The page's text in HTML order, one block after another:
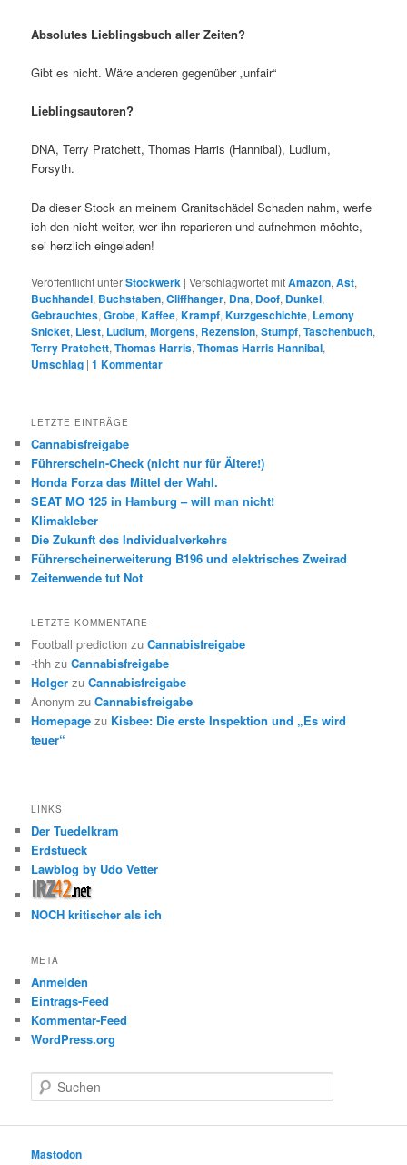
Absolutes Lieblingsbuch aller Zeiten?
Gibt es nicht. Wäre anderen gegenüber „unfair“
Lieblingsautoren?
DNA, Terry Pratchett, Thomas Harris (Hannibal), Ludlum,
Forsyth.
Da dieser Stock an meinem Granitschädel Schaden nahm, werfe
ich den nicht weiter, wer ihn reparieren und aufnehmen möchte,
sei herzlich eingeladen!
Veröffentlicht unterStockwerk |Verschlagwortet mitAmazon,Ast,
Buchhandel, Buchstaben,Cliffhanger, Dna, Doof, Dunkel,
Gebrauchtes,Grobe,Kaffee,Krampf,Kurzgeschichte, Lemony
Snicket, Liest, Ludlum,Morgens, Rezension,Stumpf,Taschenbuch,
Terry Pratchett,Thomas Harris,Thomas Harris Hannibal,
Umschlag |1 Kommentar
LETZTE EINTRÄGE
Cannabisfreigabe
Führerschein-Check (nicht nur für Ältere!)
Honda Forza das Mittel der Wahl.
SEAT MO 125 in Hamburg – will man nicht!
Klimakleber
Die Zukunft des Individualverkehrs
Führerscheinerweiterung B196 und elektrisches Zweirad
Zeitenwende tut Not
LETZTE KOMMENTARE
Football prediction zuCannabisfreigabe
-thh zuCannabisfreigabe
Holger zuCannabisfreigabe
Anonym zuCannabisfreigabe
Homepage zu Kisbee: Die erste Inspektion und „Es wird
teuer“
LINKS
Der Tuedelkram
Erdstueck
Lawblog by Udo Vetter
NOCH kritischer als ich
META
Anmelden
Eintrags-Feed
Kommentar-Feed
WordPress.org
u
e
Mastodon